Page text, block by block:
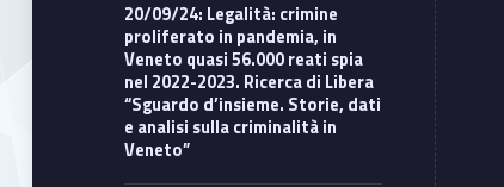
20/09/24: Legalità: crimine
proliferato in pandemia, in
Veneto quasi 56.000 reati spia
nel 2022-2023. Ricerca di Libera
“Sguardo d’insieme. Storie, dati
e analisi sulla criminalità in
Veneto”